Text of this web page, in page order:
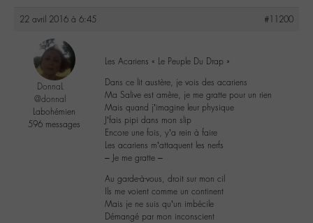
22 avril 2016 à 6:45 #11200
DonnaL
@donnal
Labohémien
596 messages
Les Acariens « Le Peuple Du Drap »
Dans ce lit austère, je vois des acariens
Ma Salive est amère, je me gratte pour un rien
Mais quand j’imagine leur physique
J’fais pipi dans mon slip
Encore une fois, y’a rein à faire
Les acariens m’attaquent les nerfs
– Je me gratte –
Au garde-à-vous, droit sur mon cil
Ils me voient comme un continent
Mais je ne suis qu’un imbécile
Démangé par mon inconscient